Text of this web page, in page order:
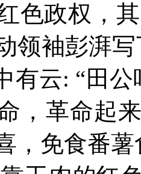
色政权，
领袖彭湃
有云: “田公
，革命起
，免食番